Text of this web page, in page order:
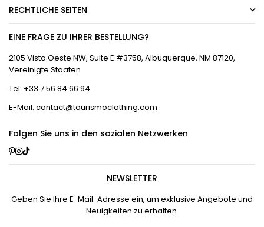
RECHTLICHE SEITEN
EINE FRAGE ZU IHRER BESTELLUNG?
2105 Vista Oeste NW, Suite E #3758, Albuquerque, NM 87120,
Vereinigte Staaten
Tel: +33 7 56 84 66 94
E-Mail: contact@tourismoclothing.com
Folgen Sie uns in den sozialen Netzwerken
Pinterest
Instagram
TikTok
NEWSLETTER
Geben Sie Ihre E-Mail-Adresse ein, um exklusive Angebote und
Neuigkeiten zu erhalten.